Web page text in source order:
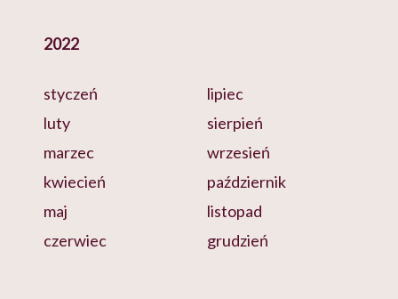
2022
styczeń
luty
marzec
kwiecień
maj
czerwiec
lipiec
sierpień
wrzesień
październik
listopad
grudzień